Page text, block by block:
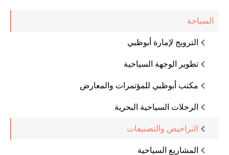
السياحة
الترويج لإمارة أبوظبي
تطوير الوجهة السياحية
مكتب أبوظبي للمؤتمرات والمعارض
الرحلات السياحية البحرية
التراخيص والتصنيفات
المشاريع السياحية